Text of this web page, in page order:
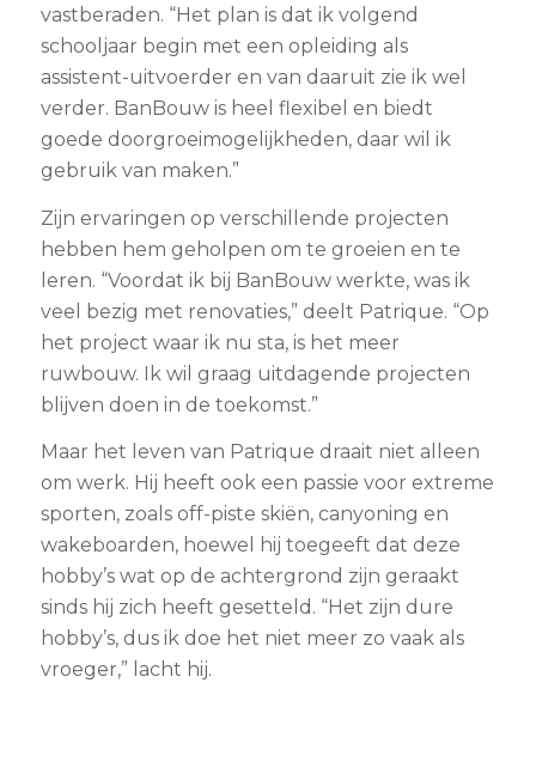
vastberaden. “Het plan is dat ik volgend
schooljaar begin met een opleiding als
assistent-uitvoerder en van daaruit zie ik wel
verder. BanBouw is heel flexibel en biedt
goede doorgroeimogelijkheden, daar wil ik
gebruik van maken.”
Zijn ervaringen op verschillende projecten
hebben hem geholpen om te groeien en te
leren. “Voordat ik bij BanBouw werkte, was ik
veel bezig met renovaties,” deelt Patrique. “Op
het project waar ik nu sta, is het meer
ruwbouw. Ik wil graag uitdagende projecten
blijven doen in de toekomst.”
Maar het leven van Patrique draait niet alleen
om werk. Hij heeft ook een passie voor extreme
sporten, zoals off-piste skiën, canyoning en
wakeboarden, hoewel hij toegeeft dat deze
hobby’s wat op de achtergrond zijn geraakt
sinds hij zich heeft gesetteld. “Het zijn dure
hobby’s, dus ik doe het niet meer zo vaak als
vroeger,” lacht hij.